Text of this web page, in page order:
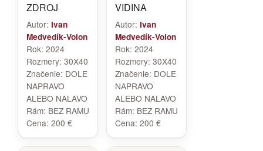
ZDROJ
Autor: Ivan
Medvedík-Volon
Rok: 2024
Rozmery: 30X40
Značenie: DOLE
NAPRAVO
ALEBO NALAVO
Rám: BEZ RAMU
Cena: 200 €
VIDINA
Autor: Ivan
Medvedík-Volon
Rok: 2024
Rozmery: 30X40
Značenie: DOLE
NAPRAVO
ALEBO NALAVO
Rám: BEZ RAMU
Cena: 200 €